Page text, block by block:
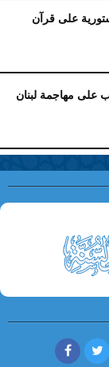
على قرآن
على مهاجمة لبنان